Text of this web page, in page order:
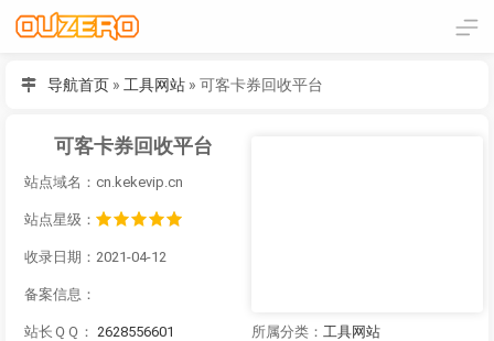
导航首页 » 工具网站 » 可客卡券回收平台
可客卡券回收平台
站点域名：cn.kekevip.cn
站点星级：
收录日期：2021-04-12
备案信息：
站长ＱＱ： 2628556601 所属分类： 工具网站